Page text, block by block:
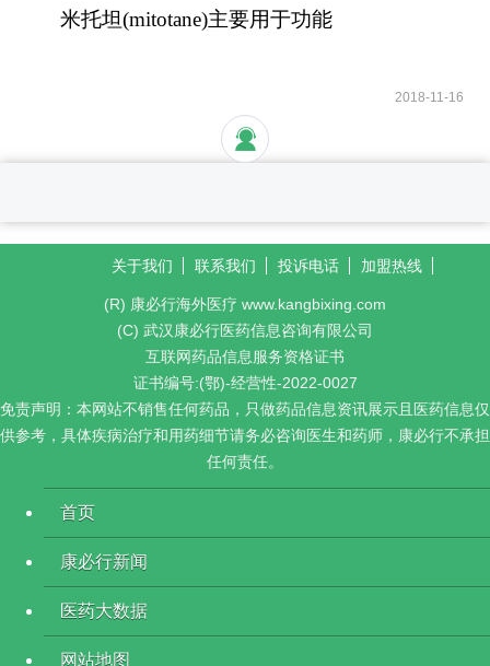
米托坦(mitotane)主要用于功能
2018-11-16
关于我们 联系我们 投诉电话 加盟热线
(R) 康必行海外医疗 www.kangbixing.com
(C) 武汉康必行医药信息咨询有限公司
互联网药品信息服务资格证书
证书编号:(鄂)-经营性-2022-0027
免责声明：本网站不销售任何药品，只做药品信息资讯展示且医药信息仅
供参考，具体疾病治疗和用药细节请务必咨询医生和药师，康必行不承担
任何责任。
首页
康必行新闻
医药大数据
网站地图